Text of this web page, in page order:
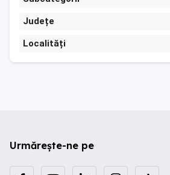
Județe
Localități
Urmărește-ne pe